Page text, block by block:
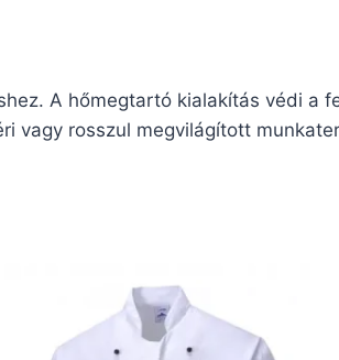
A hőmegtartó kialakítás védi a
vagy rosszul megvilágított